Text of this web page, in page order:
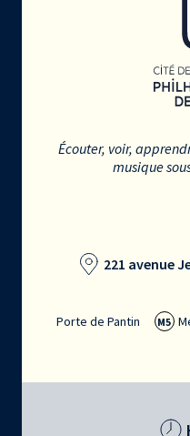
Écouter, voir,
musique
221 avenue
Porte de Pantin M5